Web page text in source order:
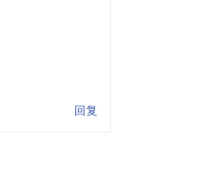
回复